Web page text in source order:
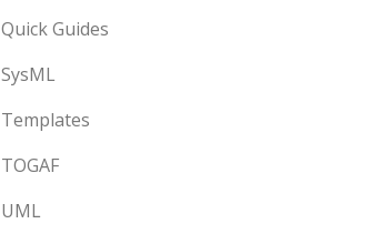
Quick Guides
SysML
Templates
TOGAF
UML